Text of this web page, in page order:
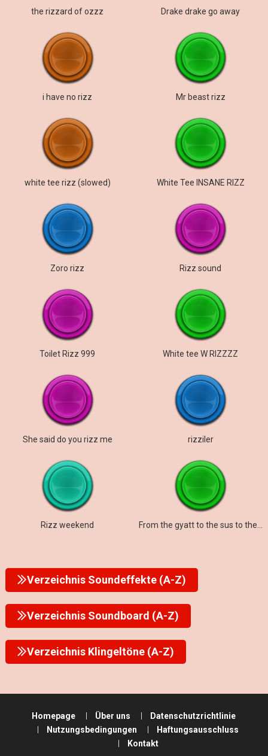
the rizzard of ozzz Drake drake go away
i have no rizz Mr beast rizz
white tee rizz (slowed) White Tee INSANE RIZZ
Zoro rizz Rizz sound
Toilet Rizz 999 White tee W RIZZZZ
She said do you rizz me rizziler
Rizz weekend
Verzeichnis Soundeffekte (A-Z)
Verzeichnis Soundboard (A-Z)
Verzeichnis Klingeltöne (A-Z)
Homepage Über uns
Datenschutzrichtlinie
Nutzungsbedingungen
Haftungsausschluss
Kontakt